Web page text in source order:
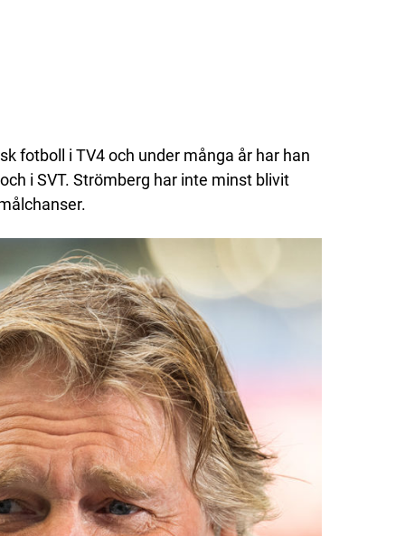
fotboll i TV4 och under många år har han
i SVT. Strömberg har inte minst blivit